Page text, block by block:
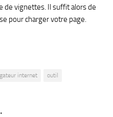
de vignettes. Il suffit alors de
pour charger votre page.
internet outil